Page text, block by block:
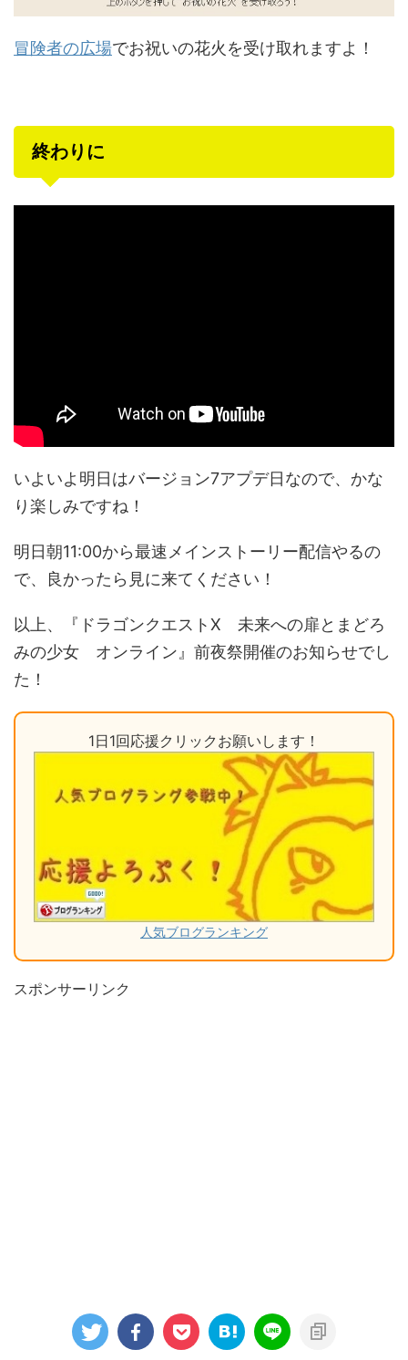
冒険者の広場でお祝いの花火を受け取れますよ！
終わりに
いよいよ明日はバージョン7アプデ日なので、かな
り楽しみですね！
明日朝11:00から最速メインストーリー配信やるの
で、良かったら見に来てください！
以上、『ドラゴンクエストX 未来への扉とまどろ
みの少女 オンライン』前夜祭開催のお知らせでし
た！
1日1回応援クリックお願いします！
人気ブログランキング
スポンサーリンク